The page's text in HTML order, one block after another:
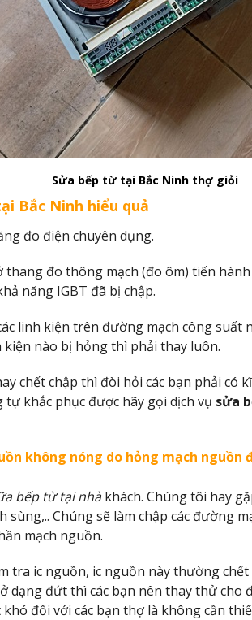
Sửa bếp từ tại Bắc Ninh thợ giỏi
Bắc Ninh hiểu quả
đo điện chuyên dụng.
đo thông mạch (đo ôm) tiến
năng IGBT đã bị chập.
linh kiện trên đường mạch công suất
kiện nào bị hỏng thì phải thay luôn.
chết chập thì đòi hỏi các bạn phải có
khắc phục được hãy gọi dịch vụ sửa
không nóng do hỏng mạch nguồn
bếp từ tại nhàkhách. Chúng tôi hay
sùng,.. Chúng sẽ làm chập các đường
mạch nguồn.
tra ic nguồn, ic nguồn này thường
dạng đứt thì các bạn nên thay thử cho
đối với các bạn thợ là không cần